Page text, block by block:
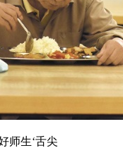
生‘舌尖